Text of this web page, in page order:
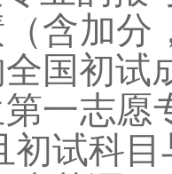
含加分
国初试
一志愿
初试科